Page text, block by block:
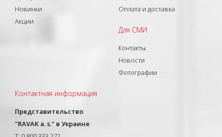
Новинки
Акции
Оплата и доставка
Для СМИ
Контакты
Новости
Фотографии
Контактная информация
Представительство
"RAVAK a. s." в Украине